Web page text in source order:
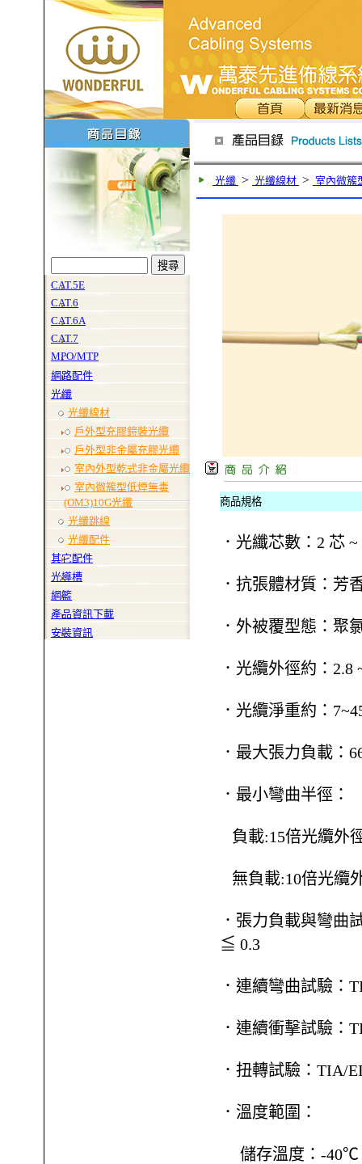
CAT.5E
CAT.6
CAT.6A
CAT.7
MPO/MTP
網路配件
光纖
光纖線材
戶外型充膠鎧裝光纜
戶外型非金屬充膠光纜
室內外型乾式非金屬光纜
室內微簇型低煙無毒
(OM3)10G光纖
光纖跳線
光纖配件
其它配件
光導槽
網籃
產品資訊下載
安裝資訊
光纖 > 光纖線材 > 室內微簇
商品規格
．光纖芯數：2 芯 ~
．抗張體材質：芳
．外被覆型態：聚
．光纜外徑約：2.8
．光纜淨重約：
．最大張力負載：
．最小彎曲半徑：
負載:15倍光纜外
無負載:10倍光纜
．張力負載與彎曲
≦ 0.3
．連續彎曲試驗：
．連續衝擊試驗
．扭轉試驗：TIA/
．溫度範圍：
儲存溫度：-40℃